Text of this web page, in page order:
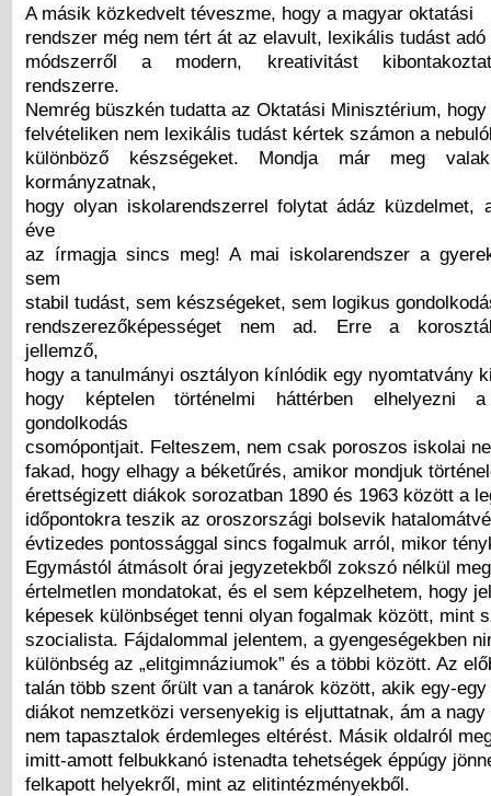
A másik közkedvelt téveszme, hogy a magyar oktatási
rendszer még nem tért át az elavult, lexikális tudást adó
módszerről a modern, kreativitást
rendszerre.
Nemrég büszkén tudatta az Oktatási Minisztérium,
felvételiken nem lexikális tudást kértek számon a
különböző készségeket. Mondja már meg
kormányzatnak,
hogy olyan iskolarendszerrel folytat ádáz küzdelmet,
éve
az írmagja sincs meg! A mai iskolarendszer a
sem
stabil tudást, sem készségeket, sem logikus
rendszerezőképességet nem ad. Erre a
jellemző,
hogy a tanulmányi osztályon kínlódik egy nyomtatvány
hogy képtelen történelmi háttérben elhelyezni a
gondolkodás
csomópontjait. Felteszem, nem csak poroszos iskolai
fakad, hogy elhagy a béketűrés, amikor mondjuk
érettségizett diákok sorozatban 1890 és 1963 között a
időpontokra teszik az oroszországi bolsevik
évtizedes pontossággal sincs fogalmuk arról, mikor
Egymástól átmásolt órai jegyzetekből zokszó nélkül
értelmetlen mondatokat, és el sem képzelhetem, hogy
képesek különbséget tenni olyan fogalmak között, mint
szocialista. Fájdalommal jelentem, a gyengeségekben
különbség az „elitgimnáziumok” és a többi között. Az
talán több szent őrült van a tanárok között, akik egy-
diákot nemzetközi versenyekig is eljuttatnak, ám a
nem tapasztalok érdemleges eltérést. Másik oldalról
imitt-amott felbukkanó istenadta tehetségek éppúgy
felkapott helyekről, mint az elitintézményekből.